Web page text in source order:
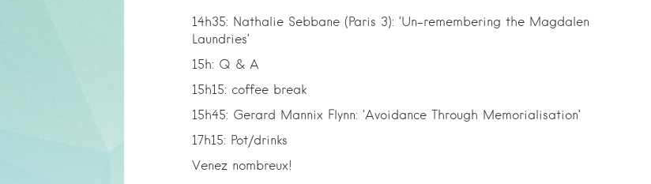
14h35: Nathalie Sebbane (Paris 3): ‘Un-remembering the Magdalen
Laundries’
15h: Q & A
15h15: coffee break
15h45: Gerard Mannix Flynn: ‘Avoidance Through Memorialisation’
17h15: Pot/drinks
Venez nombreux!